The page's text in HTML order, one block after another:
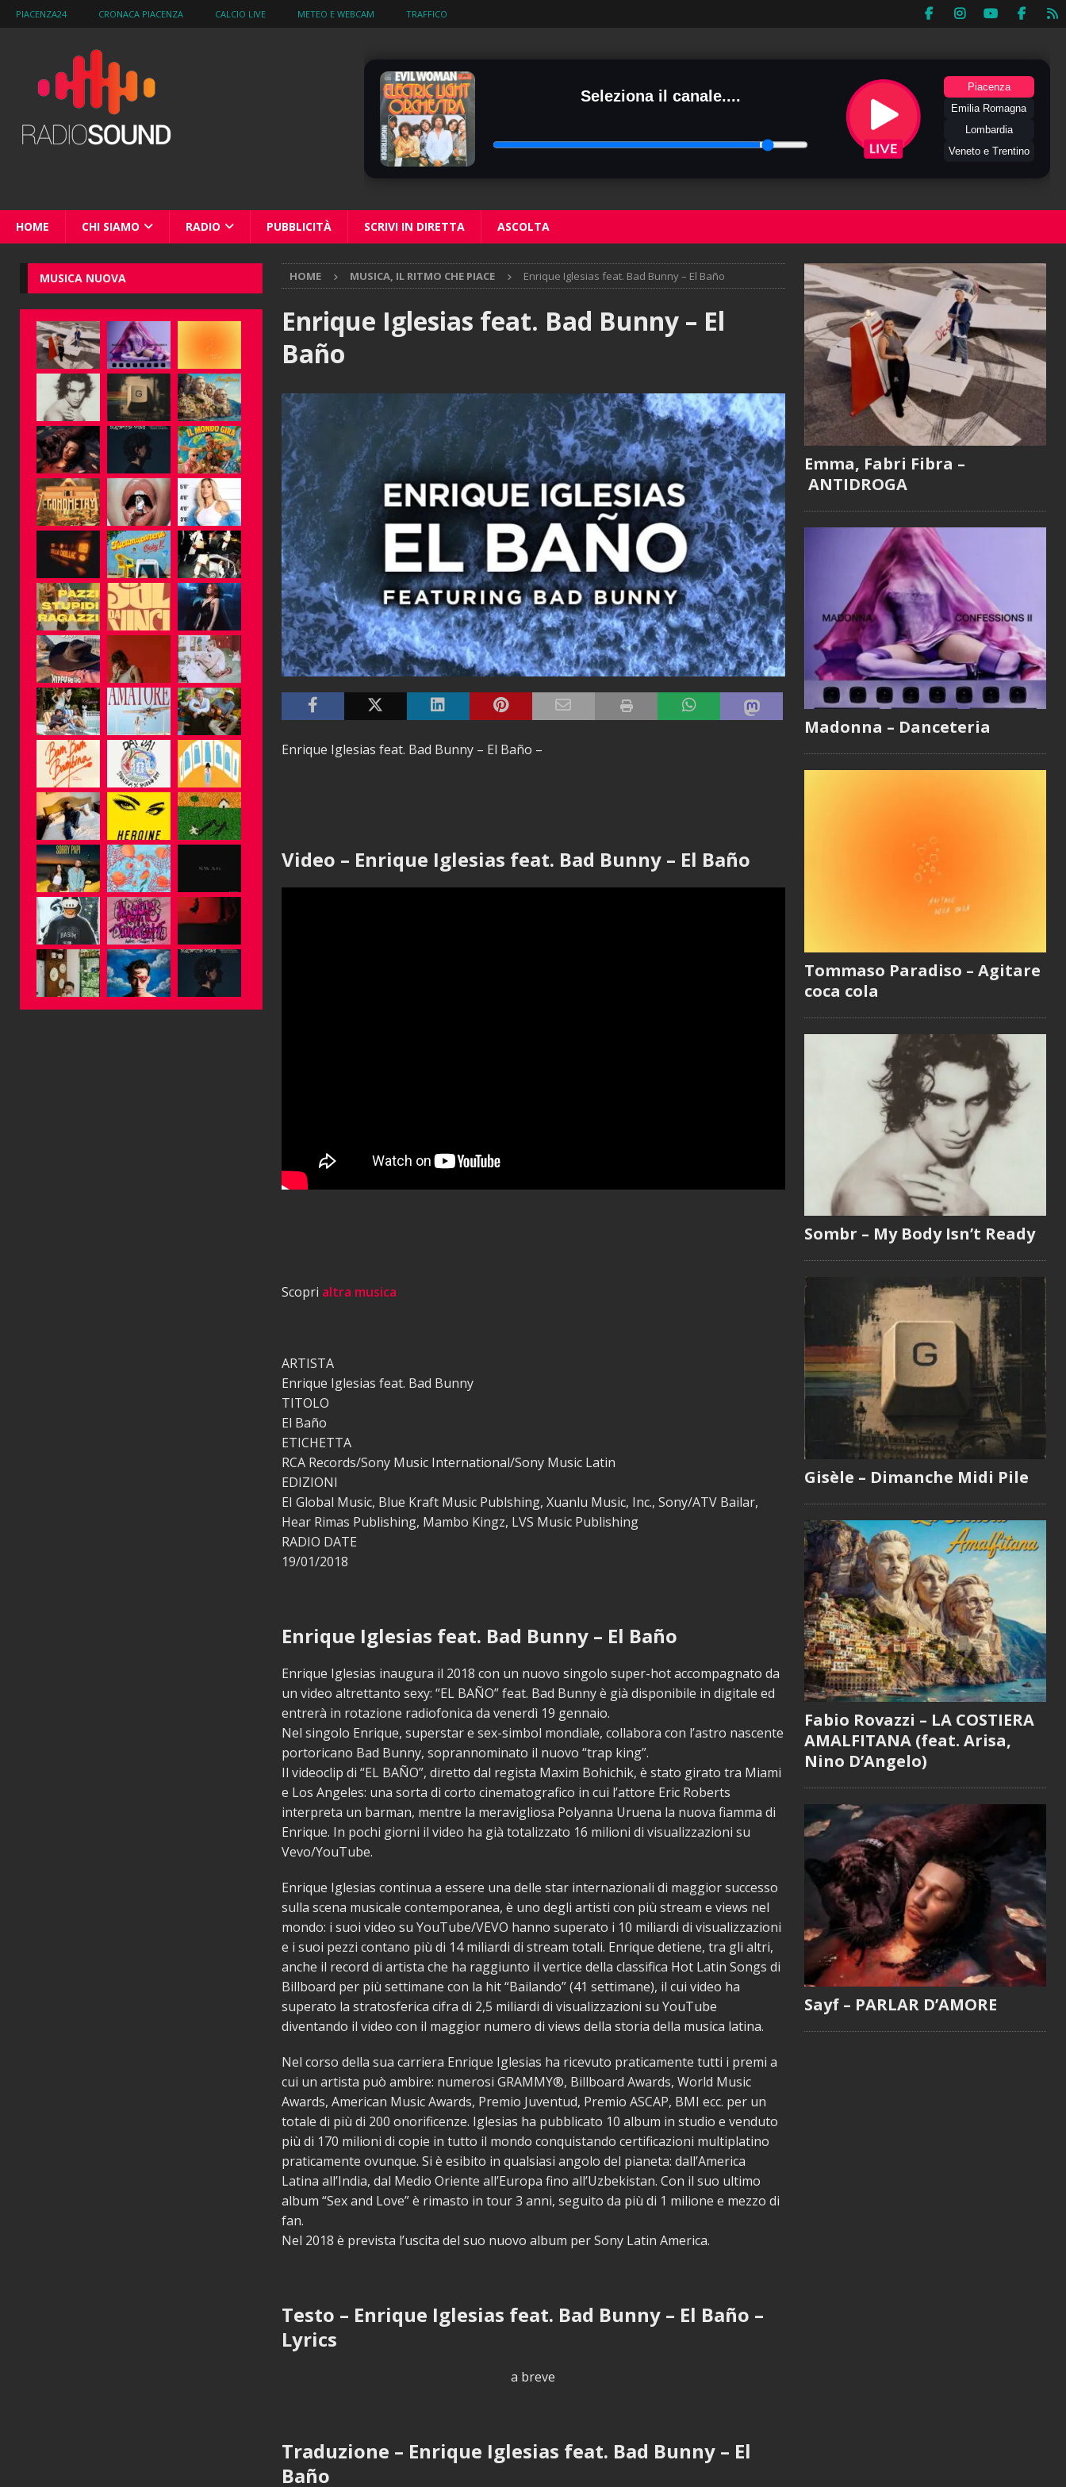
PIACENZA24 CRONACA PIACENZA CALCIO LIVE METEO E WEBCAM TRAFFICO
Seleziona il canale....
Piacenza
Emilia Romagna
Lombardia
Veneto e Trentino
HOME CHI SIAMO RADIO PUBBLICITÀ SCRIVI IN DIRETTA ASCOLTA
HOME MUSICA, IL RITMO CHE PIACE Enrique Iglesias feat. Bad Bunny – El Baño
Enrique Iglesias feat. Bad Bunny – El
Baño
Enrique Iglesias feat. Bad Bunny – El Baño –
Video – Enrique Iglesias feat. Bad Bunny – El Baño
Scopri altra musica
ARTISTA
Enrique Iglesias feat. Bad Bunny
TITOLO
El Baño
ETICHETTA
RCA Records/Sony Music International/Sony Music Latin
EDIZIONI
EI Global Music, Blue Kraft Music Publshing, Xuanlu Music, Inc., Sony/ATV Bailar,
Hear Rimas Publishing, Mambo Kingz, LVS Music Publishing
RADIO DATE
19/01/2018
Enrique Iglesias feat. Bad Bunny – El Baño
Enrique Iglesias inaugura il 2018 con un nuovo singolo super-hot accompagnato da
un video altrettanto sexy: “EL BAÑO” feat. Bad Bunny è già disponibile in digitale ed
entrerà in rotazione radiofonica da venerdì 19 gennaio.
Nel singolo Enrique, superstar e sex-simbol mondiale, collabora con l’astro nascente
portoricano Bad Bunny, soprannominato il nuovo “trap king”.
Il videoclip di “EL BAÑO”, diretto dal regista Maxim Bohichik, è stato girato tra Miami
e Los Angeles: una sorta di corto cinematografico in cui l’attore Eric Roberts
interpreta un barman, mentre la meravigliosa Polyanna Uruena la nuova fiamma di
Enrique. In pochi giorni il video ha già totalizzato 16 milioni di visualizzazioni su
Vevo/YouTube.
Enrique Iglesias continua a essere una delle star internazionali di maggior successo
sulla scena musicale contemporanea, è uno degli artisti con più stream e views nel
mondo: i suoi video su YouTube/VEVO hanno superato i 10 miliardi di visualizzazioni
e i suoi pezzi contano più di 14 miliardi di stream totali. Enrique detiene, tra gli altri,
anche il record di artista che ha raggiunto il vertice della classifica Hot Latin Songs di
Billboard per più settimane con la hit “Bailando” (41 settimane), il cui video ha
superato la stratosferica cifra di 2,5 miliardi di visualizzazioni su YouTube
diventando il video con il maggior numero di views della storia della musica latina.
Nel corso della sua carriera Enrique Iglesias ha ricevuto praticamente tutti i premi a
cui un artista può ambire: numerosi GRAMMY®, Billboard Awards, World Music
Awards, American Music Awards, Premio Juventud, Premio ASCAP, BMI ecc. per un
totale di più di 200 onorificenze. Iglesias ha pubblicato 10 album in studio e venduto
più di 170 milioni di copie in tutto il mondo conquistando certificazioni multiplatino
praticamente ovunque. Si è esibito in qualsiasi angolo del pianeta: dall’America
Latina all’India, dal Medio Oriente all’Europa fino all’Uzbekistan. Con il suo ultimo
album “Sex and Love” è rimasto in tour 3 anni, seguito da più di 1 milione e mezzo di
fan.
Nel 2018 è prevista l’uscita del suo nuovo album per Sony Latin America.
Testo – Enrique Iglesias feat. Bad Bunny – El Baño –
Lyrics
a breve
Traduzione – Enrique Iglesias feat. Bad Bunny – El
Baño
MUSICA NUOVA
Emma, Fabri Fibra –
ANTIDROGA
Madonna – Danceteria
Tommaso Paradiso – Agitare
coca cola
Sombr – My Body Isn’t Ready
Gisèle – Dimanche Midi Pile
Fabio Rovazzi – LA COSTIERA
AMALFITANA (feat. Arisa,
Nino D’Angelo)
Sayf – PARLAR D’AMORE